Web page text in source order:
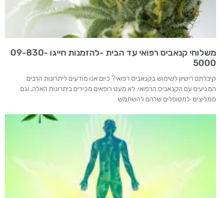
משלוחי קנאביס רפואי עד הבית -להזמנות חייגו 09-830-
5000
קיבלתם רישיון לשימוש בקנאביס רפואי? כיום אנו מודעים ליתרונות הרבים
המגיעים עם הקנאביס הרפואי. לא מעט רופאים מכירים ביתרונות האלה, וגם
ממליצים למטופלים שלהם להשתמש